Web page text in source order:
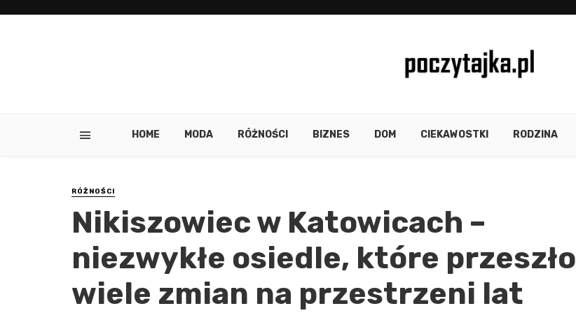
HOME MODA RÓŻNOŚCI BIZNES DOM CIEKAWOSTKI RODZINA
RÓŻNOŚCI
Nikiszowiec w Katowicach –
niezwykłe osiedle, które przeszło
wiele zmian na przestrzeni lat